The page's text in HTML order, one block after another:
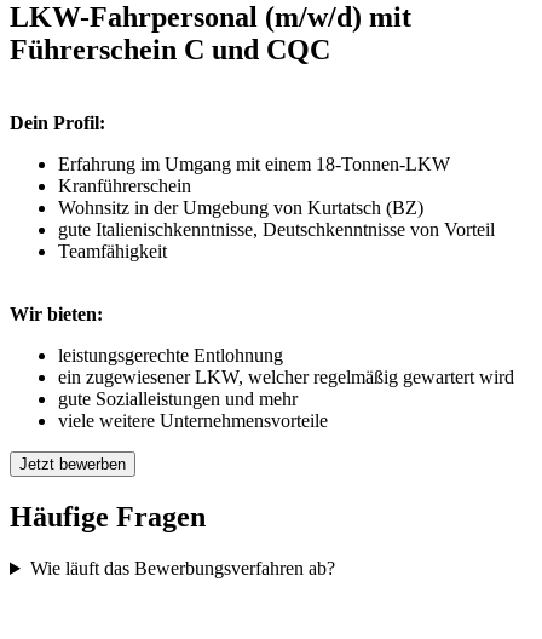
LKW-Fahrpersonal (m/w/d) mit
Führerschein C und CQC
Dein Profil:
Erfahrung im Umgang mit einem 18-Tonnen-LKW
Kranführerschein
Wohnsitz in der Umgebung von Kurtatsch (BZ)
gute Italienischkenntnisse, Deutschkenntnisse von Vorteil
Teamfähigkeit
Wir bieten:
leistungsgerechte Entlohnung
ein zugewiesener LKW, welcher regelmäßig gewartert wird
gute Sozialleistungen und mehr
viele weitere Unternehmensvorteile
Jetzt bewerben
Häufige Fragen
Wie läuft das Bewerbungsverfahren ab?